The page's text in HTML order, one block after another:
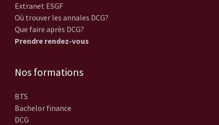
Extranet ESGF
Où trouver les annales DCG?
Que faire après DCG?
Prendre rendez-vous
Nos formations
BTS
Bachelor finance
DCG